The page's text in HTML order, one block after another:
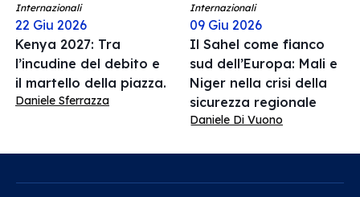
Internazionali
22 Giu 2026
Kenya 2027: Tra
l’incudine del debito e
il martello della piazza.
Daniele Sferrazza
Internazionali
09 Giu 2026
Il Sahel come fianco
sud dell’Europa: Mali e
Niger nella crisi della
sicurezza regionale
Daniele Di Vuono